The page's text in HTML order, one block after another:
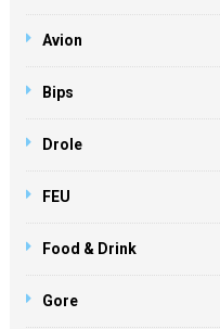
Avion
Bips
Drole
FEU
Food & Drink
Gore